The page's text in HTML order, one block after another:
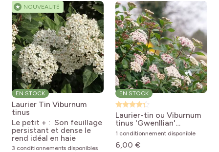
★ NOUVEAUTÉ
EN STOCK
Laurier Tin Viburnum
tinus
Le petit + : Son feuillage
persistant et dense le
rend idéal en haie
3 conditionnements disponibles
EN STOCK
Laurier-tin ou Viburnum
tinus 'Gwenllian'
Viburnum tinus
Gwenllian
1 conditionnement disponible
6,00 €